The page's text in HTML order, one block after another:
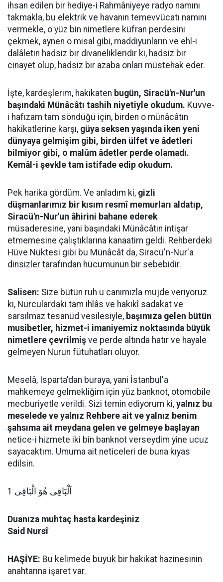
ihsan edilen bir hediye-i Rahmâniyeye radyo namını
takmakla, bu elektrik ve havanın temevvücatı namını
vermekle, o yüz bin nimetlere küfran perdesini
çekmek, aynen o misal gibi, maddiyunların ve ehl-i
dalâletin hadsiz bir divanelikleridir ki, hadsiz bir
cinayet olup, hadsiz bir azaba onları müstehak eder.
İşte, kardeşlerim, hakikaten bugün, Siracü'n-Nur'un
başındaki Münâcâtı tashih niyetiyle okudum. Kuvve-
i hafızam tam söndüğü için, birden o münâcâtın
hakikatlerine karşı, güya seksen yaşında iken yeni
dünyaya gelmişim gibi, birden ülfet ve âdetleri
bilmiyor gibi, o malûm âdetler perde olamadı.
Kemâl-i şevkle tam istifade edip okudum.
Pek harika gördüm. Ve anladım ki, gizli
düşmanlarımız bir kısım resmî memurları aldatıp,
Siracü'n-Nur'un âhirini bahane ederek
müsaderesine, yani başındaki Münâcâtın intişar
etmemesine çalıştıklarına kanaatim geldi. Rehberdeki
Hüve Nüktesi gibi bu Münâcât da, Siracü'n-Nur'a
dinsizler tarafından hücumunun bir sebebidir.
Salisen: Size bütün ruh u canımızla müjde veriyoruz
ki, Nurculardaki tam ihlâs ve hakikî sadakat ve
sarsılmaz tesanüd vesilesiyle, başımıza gelen bütün
musibetler, hizmet-i imaniyemiz noktasında büyük
nimetlere çevrilmiş ve perde altında hatır ve hayale
gelmeyen Nurun fütuhatları oluyor.
Meselâ, Isparta'dan buraya, yani İstanbul'a
mahkemeye gelmekliğim için yüz banknot, otomobile
mecburiyetle verildi. Sizi temin ediyorum ki, yalnız bu
meselede ve yalnız Rehbere ait ve yalnız benim
şahsıma ait meydana gelen ve gelmeye başlayan
netice-i hizmete iki bin banknot verseydim yine ucuz
sayacaktım. Umuma ait neticeleri de buna kıyas
edilsin.
اَلْبَاقِى هُوَ الْبَاقِى 1
Duanıza muhtaç hasta kardeşiniz
Said Nursî
HAŞİYE: Bu kelimede büyük bir hakikat hazinesinin
anahtarına işaret var.